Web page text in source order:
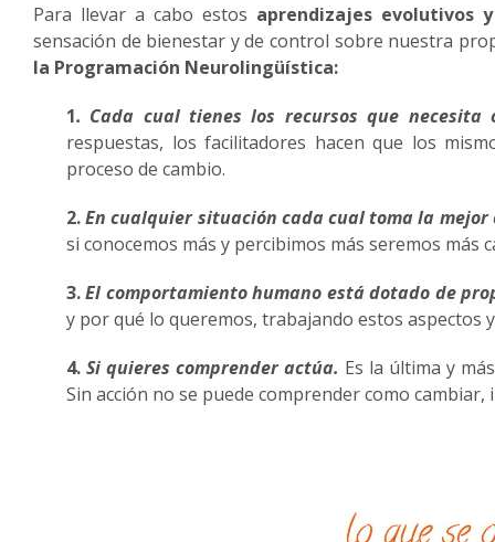
Para llevar a cabo estos aprendizajes evolutivos
sensación de bienestar y de control sobre nuestra
la Programación Neurolingüística:
1. Cada cual tienes los recursos que necesita
respuestas, los facilitadores hacen que los
proceso de cambio.
2.En cualquier situación cada cual toma la mejor
si conocemos más y percibimos más seremos más
3.El comportamiento humano está dotado de
y por qué lo queremos, trabajando estos aspectos
4. Si quieres comprender actúa. Es la última y
Sin acción no se puede comprender como